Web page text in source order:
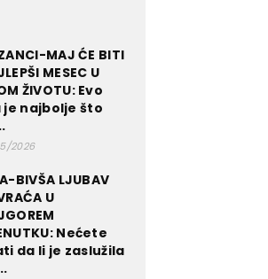
MAJ ĆE BITI
MESEC U
ŽIVOTU: Evo
je najbolje što
2026
BIVŠA LJUBAV
U
Nećete
da li je zaslužila